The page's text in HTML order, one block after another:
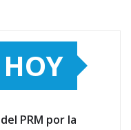
PRM por la